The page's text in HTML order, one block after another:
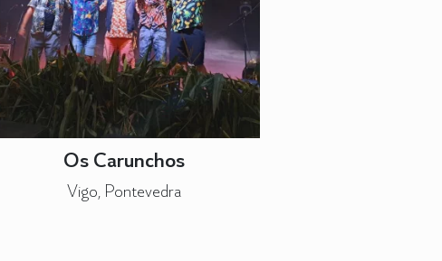
Os Carunchos
Vigo, Pontevedra